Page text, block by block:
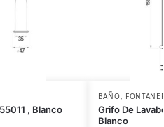
, Blanco
BAÑO,
Grifo De
Blanco